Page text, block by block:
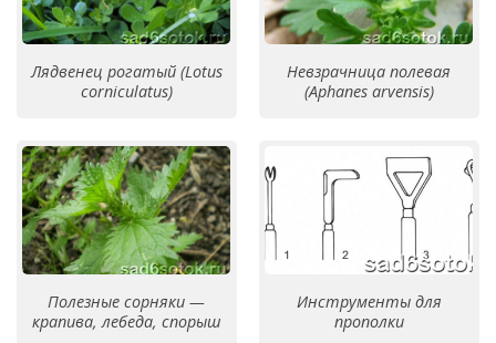
Лядвенец рогатый (Lotus
corniculatus)
Невзрачница полевая
(Aphanes arvensis)
Полезные сорняки —
крапива, лебеда, спорыш
Инструменты для
прополки